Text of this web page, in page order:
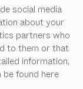
social media
about your
partners who
to them or that
information,
found here